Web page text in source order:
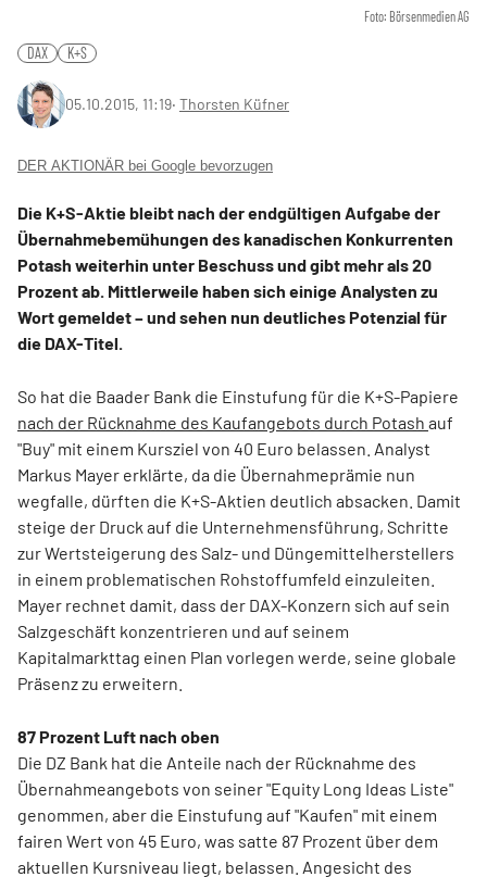
Foto: Börsenmedien AG
DAX K+S
05.10.2015, 11:19‧ Thorsten Küfner
DER AKTIONÄR bei Google bevorzugen
Die K+S-Aktie bleibt nach der endgültigen Aufgabe der
Übernahmebemühungen des kanadischen Konkurrenten
Potash weiterhin unter Beschuss und gibt mehr als 20
Prozent ab. Mittlerweile haben sich einige Analysten zu
Wort gemeldet – und sehen nun deutliches Potenzial für
die DAX-Titel.
So hat die Baader Bank die Einstufung für die K+S-Papiere
nach der Rücknahme des Kaufangebots durch Potash auf
"Buy" mit einem Kursziel von 40 Euro belassen. Analyst
Markus Mayer erklärte, da die Übernahmeprämie nun
wegfalle, dürften die K+S-Aktien deutlich absacken. Damit
steige der Druck auf die Unternehmensführung, Schritte
zur Wertsteigerung des Salz- und Düngemittelherstellers
in einem problematischen Rohstoffumfeld einzuleiten.
Mayer rechnet damit, dass der DAX-Konzern sich auf sein
Salzgeschäft konzentrieren und auf seinem
Kapitalmarkttag einen Plan vorlegen werde, seine globale
Präsenz zu erweitern.
87 Prozent Luft nach oben
Die DZ Bank hat die Anteile nach der Rücknahme des
Übernahmeangebots von seiner "Equity Long Ideas Liste"
genommen, aber die Einstufung auf "Kaufen" mit einem
fairen Wert von 45 Euro, was satte 87 Prozent über dem
aktuellen Kursniveau liegt, belassen. Angesicht des